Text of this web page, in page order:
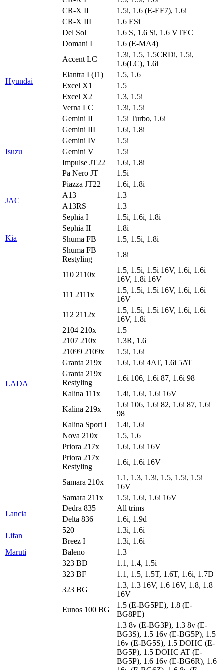
CR-X II
1.5i, 1.6 (E-EF7), 1.6i
CR-X III
1.6 ESi
Del Sol
1.6 S, 1.6 Si, 1.6 VTEC
Domani I
1.6 (E-MA4)
Hyundai
Accent LC
1.3i, 1.5, 1.5CRDi, 1.5i,
1.6(LC), 1.6i
Elantra I (J1)
1.5, 1.6
Excel X1
1.5
Excel X2
1.3, 1.5i
Verna LC
1.3i, 1.5i
Isuzu
Gemini II
1.5i Turbo, 1.6i
Gemini III
1.6i, 1.8i
Gemini IV
1.5i
Gemini V
1.5i
Impulse JT22
1.6i, 1.8i
Pa Nero JT
1.5i
Piazza JT22
1.6i, 1.8i
JAC
A13
1.3
A13RS
1.3
Kia
Sephia I
1.5i, 1.6i, 1.8i
Sephia II
1.8i
Shuma FB
1.5, 1.5i, 1.8i
Shuma FB
Restyling
1.8i
LADA
110 2110x
1.5, 1.5i, 1.5i 16V, 1.6i, 1.6i
16V, 1.8i 16V
111 2111x
1.5, 1.5i, 1.5i 16V, 1.6i, 1.6i
16V
112 2112x
1.5, 1.5i, 1.5i 16V, 1.6i, 1.6i
16V, 1.8i
2104 210x
1.5
2107 210x
1.3R, 1.6
21099 2109x
1.5i, 1.6i
Granta 219x
1.6i, 1.6i 4AT, 1.6i 5AT
Granta 219x
Restyling
1.6i 106, 1.6i 87, 1.6i 98
Kalina 111x
1.4i, 1.6i, 1.6i 16V
Kalina 219x
1.6i 106, 1.6i 82, 1.6i 87, 1.6i
98
Kalina Sport I
1.4i, 1.6i
Nova 210x
1.5, 1.6
Priora 217x
1.6i, 1.6i 16V
Priora 217x
Restyling
1.6i, 1.6i 16V
Samara 210x
1.1, 1.3, 1.3i, 1.5, 1.5i, 1.5i
16V
Samara 211x
1.5i, 1.6i, 1.6i 16V
Lancia
Dedra 835
All trims
Delta 836
1.6i, 1.9d
Lifan
520
1.3i, 1.6i
Breez I
1.3i, 1.6i
Maruti
Baleno
1.3
323 BD
1.1, 1.4, 1.5i
323 BF
1.1, 1.5, 1.5T, 1.6T, 1.6i, 1.7D
323 BG
1.3, 1.3 16V, 1.6 16V, 1.8, 1.8
16V
Eunos 100 BG
1.5 (E-BG5PE), 1.8 (E-
BG8PE)
1.3 8v (E-BG3P), 1.3 8v (E-
BG3S), 1.5 16v (E-BG5P), 1.5
16v (E-BG5S), 1.5 DOHC (E-
BG5P), 1.5 DOHC AT (E-
BG5P), 1.6 16v (E-BG6R), 1.6